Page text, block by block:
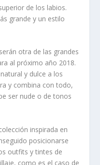
de los labios.
grande y un estilo
serán otra de las grandes
al próximo año 2018.
y dulce a los
y combina con todo,
ser nude o de tonos
inspirada en
posicionarse
outfits y tintes de
como es el caso de